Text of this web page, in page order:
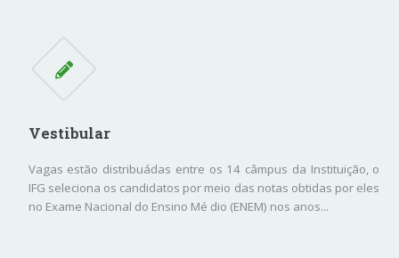
Vestibular
Vagas estão distribuádas entre os 14 câmpus da Instituição, o
IFG seleciona os candidatos por meio das notas obtidas por eles
no Exame Nacional do Ensino Mé dio (ENEM) nos anos...